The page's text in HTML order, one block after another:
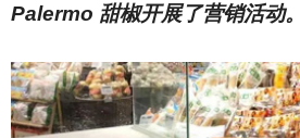
Palermo 甜椒开展了营销活动。